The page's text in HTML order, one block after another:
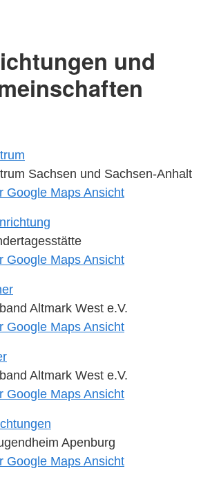
und
Sachsen und Sachsen-Anhalt
Google Maps Ansicht
Google Maps Ansicht
Altmark West e.V.
Google Maps Ansicht
Altmark West e.V.
Google Maps Ansicht
Apenburg
Google Maps Ansicht